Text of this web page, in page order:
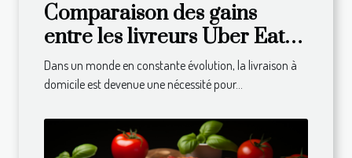
Comparaison des gains
entre les livreurs Uber Eats
dans différents pays
Dans un monde en constante évolution, la livraison à
domicile est devenue une nécessité pour...